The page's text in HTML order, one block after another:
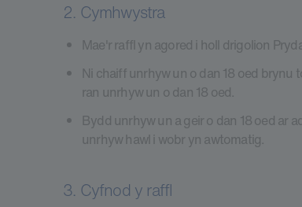
2. Cymhwystra
Mae'r raffl yn agored i holl drigolion
Ni chaiff unrhyw un o dan 18 oed
ran unrhyw un o dan 18 oed.
Bydd unrhyw un a geir o dan 18 oed ar
unrhyw hawl i wobr yn awtomatig.
3. Cyfnod y raffl